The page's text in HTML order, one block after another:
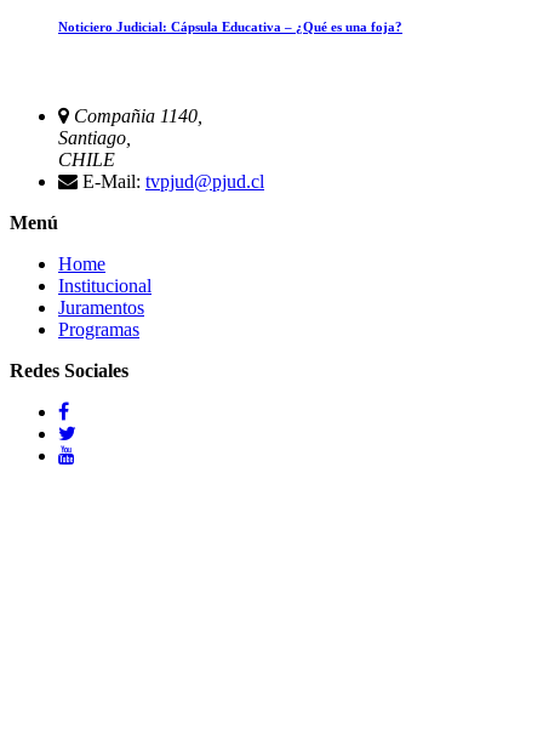
Noticiero Judicial: Cápsula Educativa – ¿Qué es una foja?
Compañia 1140,
Santiago,
CHILE
E-Mail: tvpjud@pjud.cl
Menú
Home
Institucional
Juramentos
Programas
Redes Sociales